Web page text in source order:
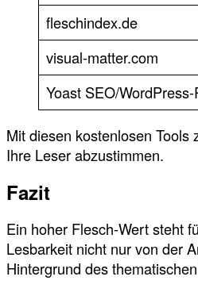
fleschindex.de
visual-matter.com
Yoast SEO/
Mit diesen kostenlosen
Ihre Leser abzustimmen.
Fazit
Ein hoher Flesch-Wert steht
Lesbarkeit nicht nur von der
Hintergrund des